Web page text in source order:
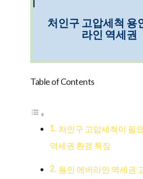
처인구 고압세척 용
라인 역세권
Table of Contents
처인구 고압세척이 필
역세권 환경 특징
용인 에버라인 역세권